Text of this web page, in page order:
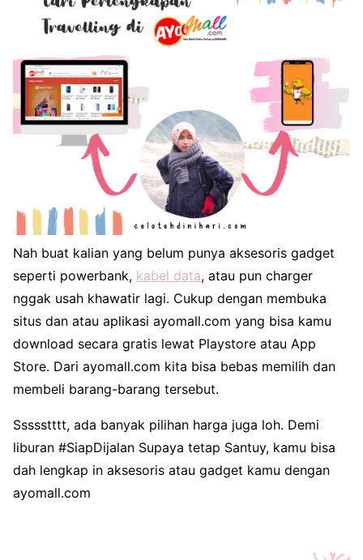
Nah buat kalian yang belum punya aksesoris gadget
seperti powerbank, kabel data, atau pun charger
nggak usah khawatir lagi. Cukup dengan membuka
situs dan atau aplikasi ayomall.com yang bisa kamu
download secara gratis lewat Playstore atau App
Store. Dari ayomall.com kita bisa bebas memilih dan
membeli barang-barang tersebut.
Ssssstttt, ada banyak pilihan harga juga loh. Demi
liburan #SiapDijalan Supaya tetap Santuy, kamu bisa
dah lengkap in aksesoris atau gadget kamu dengan
ayomall.com